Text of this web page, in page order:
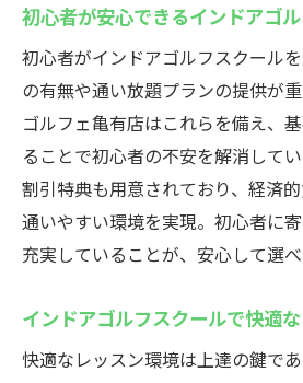
アゴルフスクール
クラブやシューズの心配
ルフスクール
仕事帰りに通えるインド
の利便性
初心者も安心のインドア
ービス
び方
平井や浦安のゴルフスク
さを比較
初心者が安心できるインドアゴ
初心者がインドアゴルフスクール
の有無や通い放題プランの提供が重
ゴルフェ亀有店はこれらを備え、
ることで初心者の不安を解消して
割引特典も用意されており、経済
通いやすい環境を実現。初心者に
充実していることが、安心して選べ
インドアゴルフスクールで快適
快適なレッスン環境は上達の鍵で